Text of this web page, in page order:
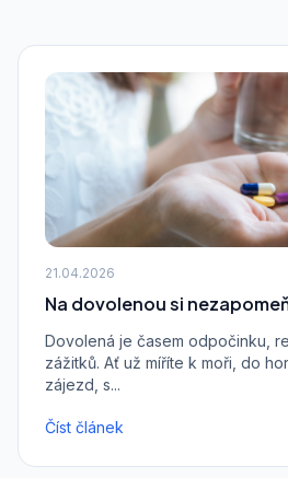
21.04.2026
Na dovolenou si
Dovolená je časem odpočinku,
zážitků. Ať už míříte k moři, do
zájezd, s...
Číst článek